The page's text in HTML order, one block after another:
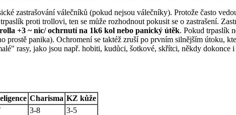
zastrašování válečníků (pokud nejsou válečníky). Protože často
proti trollovi, ten se může rozhodnout pokusit se o zastrašení.
+3 ~ nic/ ochrnutí na 1k6 kol nebo panický útěk. Pokud trpaslík
prostě panika). Ochromení se taktéž zruší po prvním silnějším útoku,
rasy, jako jsou např. hobiti, kudůci, šotkové, skřítci, někdy dokonce
Charisma KZ kůže
3-8
3-5